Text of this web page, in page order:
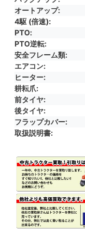
オートアップ
4駆 (倍速)
PTO
PTO逆転
安全フレーム類
エアコン
ヒーター
耕耘爪
前タイヤ
後タイヤ
フラップカバー
取扱説明書